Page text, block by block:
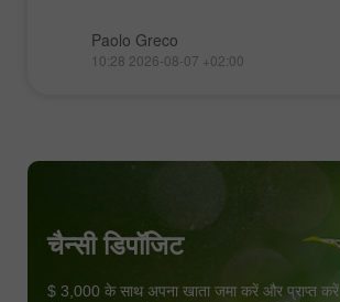
Paolo Greco
10:28 2026-08-07 +02:00
चैन्सी डिपॉजिट
$ 3,000 के साथ अपना खाता जमा करें और प्राप्त करें